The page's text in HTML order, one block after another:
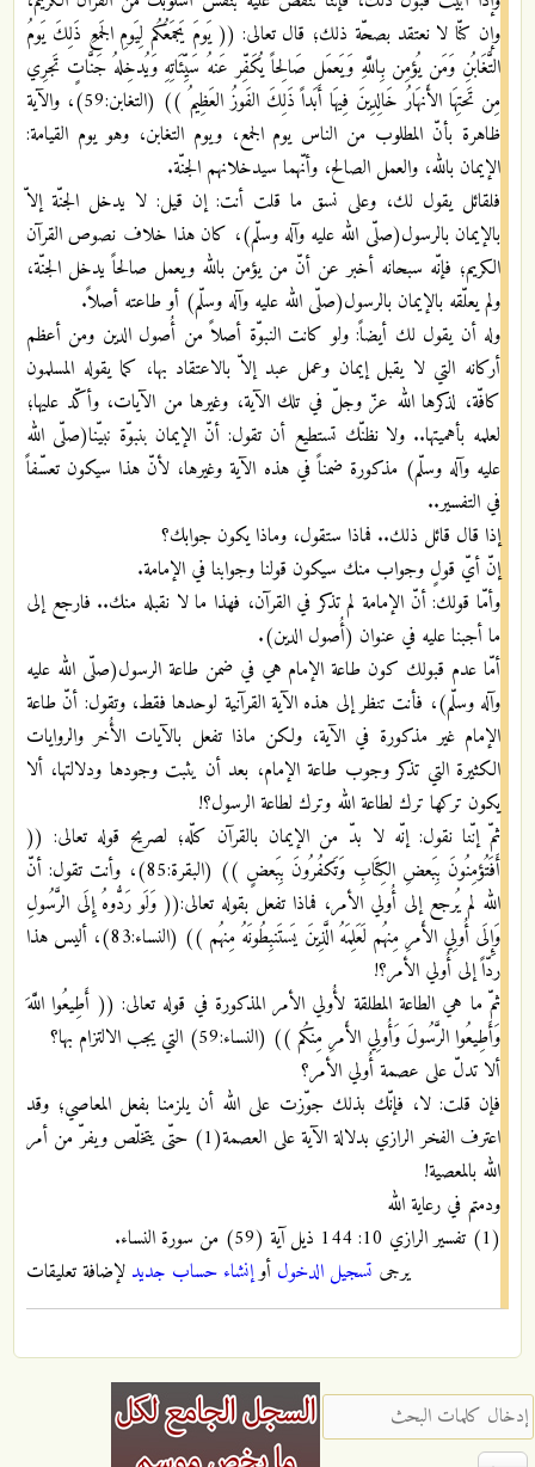
وإن كنّا لا نعتقد بصحّة ذلك؛ قال تعالى: (( يَومَ يَجمَعُكُم لِيَومِ الجَمعِ ذَلِكَ يَومُ
التَّغَابُنِ وَمَن يُؤمِن بِاللَّهِ وَيَعمَل صَالِحاً يُكَفِّر عَنهُ سَيِّئَاتِهِ وَيُدخِلهُ جَنَّاتٍ تَجرِي
مِن تَحتِهَا الأَنهَارُ خَالِدِينَ فِيهَا أَبَداً ذَلِكَ الفَوزُ العَظِيمُ )) (التغابن:59)، والآية
ظاهرة بأنّ المطلوب من الناس يوم الجمع، ويوم التغابن، وهو يوم القيامة:
الإيمان بالله، والعمل الصالح، وأنّهما سيدخلانهم الجنّة.
فلقائل يقول لك، وعلى نسق ما قلت أنت: إن قيل: لا يدخل الجنّة إلاّ
بالإيمان بالرسول(صلّى الله عليه وآله وسلّم)، كان هذا خلاف نصوص القرآن
الكريم؛ فإنّه سبحانه أخبر عن أنّ من يؤمن بالله ويعمل صالحاً يدخل الجنّة،
ولم يعلّقه بالإيمان بالرسول(صلّى الله عليه وآله وسلّم) أو طاعته أصلاً.
وله أن يقول لك أيضاً: ولو كانت النبوّة أصلاً من أُصول الدين ومن أعظم
أركانه التي لا يقبل إيمان وعمل عبد إلاّ بالاعتقاد بها، كما يقوله المسلمون
كافّة، لذكرها الله عزّ وجلّ في تلك الآية، وغيرها من الآيات، وأكّد عليها؛
لعلمه بأهميتها.. ولا نظنّك تستطيع أن تقول: أنّ الإيمان بنبوّة نبيّنا(صلّى الله
عليه وآله وسلّم) مذكورة ضمناً في هذه الآية وغيرها، لأنّ هذا سيكون تعسّفاً
في التفسير..
إذا قال قائل ذلك.. فماذا ستقول، وماذا يكون جوابك؟
إنّ أيّ قولٍ وجواب منك سيكون قولنا وجوابنا في الإمامة.
وأمّا قولك: أنّ الإمامة لم تذكر في القرآن، فهذا ما لا نقبله منك.. فارجع إلى
ما أجبنا عليه في عنوان (أُصول الدين).
أمّا عدم قبولك كون طاعة الإمام هي في ضمن طاعة الرسول(صلّى الله عليه
وآله وسلّم)، فأنت تنظر إلى هذه الآية القرآنية لوحدها فقط، وتقول: أنّ طاعة
الإمام غير مذكورة في الآية، ولكن ماذا تفعل بالآيات الأُخر والروايات
الكثيرة التي تذكر وجوب طاعة الإمام، بعد أن يثبت وجودها ودلالتها، ألا
يكون تركها ترك لطاعة الله وترك لطاعة الرسول؟!
ثمّ إنّنا نقول: إنّه لا بدّ من الإيمان بالقرآن كلّه؛ لصريح قوله تعالى: ((
أَفَتُؤمِنُونَ بِبَعضِ الكِتَابِ وَتَكفُرُونَ بِبَعضٍ )) (البقرة:85)، وأنت تقول: أنّ
الله لم يُرجع إلى أُولي الأمر، فماذا تفعل بقوله تعالى:(( وَلَو رَدُّوهُ إِلَى الرَّسُولِ
وَإِلَى أُولِي الأَمرِ مِنهُم لَعَلِمَهُ الَّذِينَ يَستَنبِطُونَهُ مِنهُم )) (النساء:83)، أليس هذا
ردّاً إلى أُولي الأمر؟!
ثمّ ما هي الطاعة المطلقة لأُولي الأمر المذكورة في قوله تعالى: (( أَطِيعُوا اللَّهَ
وَأَطِيعُوا الرَّسُولَ وَأُولِي الأَمرِ مِنكُم )) (النساء:59) التي يجب الالتزام بها؟
ألا تدلّ على عصمة أُولي الأمر؟
فإن قلت: لا، فإنّك بذلك جوّزت على الله أن يلزمنا بفعل المعاصي؛ وقد
اعترف الفخر الرازي بدلالة الآية على العصمة(1) حتّى يتخلّص ويفرّ من أمر
الله بالمعصية!
ودمتم في رعاية الله
(1) تفسير الرازي 10: 144 ذيل آية (59) من سورة النساء.
يرجى تسجيل الدخول أوإنشاء حساب جديد لإضافة تعليقات
‏إدخال كلمات البحث ‏